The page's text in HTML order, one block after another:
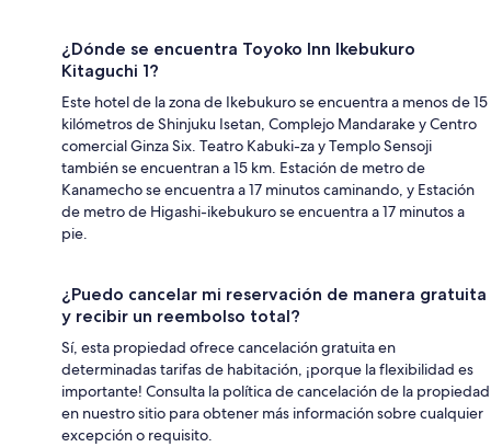
¿Dónde se encuentra Toyoko Inn Ikebukuro
Kitaguchi 1?
Este hotel de la zona de Ikebukuro se encuentra a menos de 15
kilómetros de Shinjuku Isetan, Complejo Mandarake y Centro
comercial Ginza Six. Teatro Kabuki-za y Templo Sensoji
también se encuentran a 15 km. Estación de metro de
Kanamecho se encuentra a 17 minutos caminando, y Estación
de metro de Higashi-ikebukuro se encuentra a 17 minutos a
pie.
¿Puedo cancelar mi reservación de manera gratuita
y recibir un reembolso total?
Sí, esta propiedad ofrece cancelación gratuita en
determinadas tarifas de habitación, ¡porque la flexibilidad es
importante! Consulta la política de cancelación de la propiedad
en nuestro sitio para obtener más información sobre cualquier
excepción o requisito.